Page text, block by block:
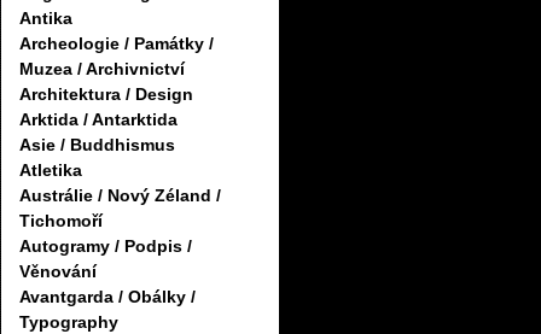
Antika
Archeologie / Památky /
Muzea / Archivnictví
Architektura / Design
Arktida / Antarktida
Asie / Buddhismus
Atletika
Austrálie / Nový Zéland /
Tichomoří
Autogramy / Podpis /
Věnování
Avantgarda / Obálky /
Typography